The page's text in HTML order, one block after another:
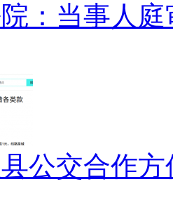
：当事人
公交合作